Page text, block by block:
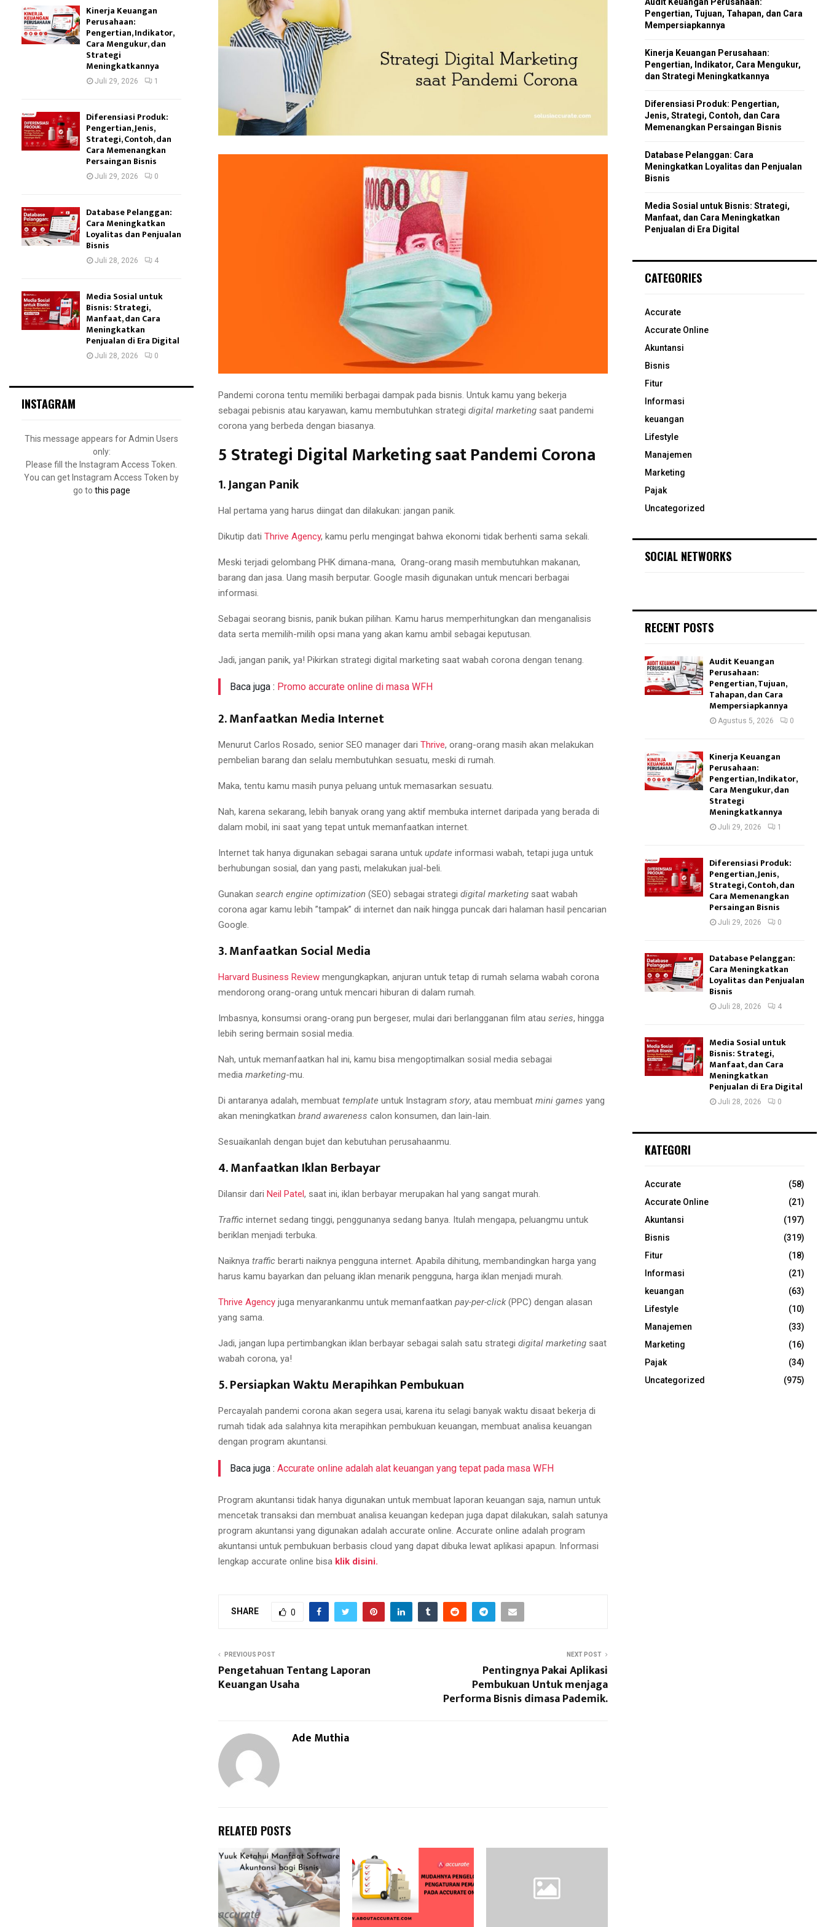
Pandemi corona tentu memiliki berbagai dampak pada bisnis. Untuk kamu yang bekerja
sebagai pebisnis atau karyawan, kamu membutuhkan strategi digital marketing saat pandemi
corona yang berbeda dengan biasanya.
5 Strategi Digital Marketing saat Pandemi Corona
1.Jangan Panik
Hal pertama yang harus diingat dan dilakukan: jangan panik.
Dikutip dati Thrive Agency, kamu perlu mengingat bahwa ekonomi tidak berhenti sama sekali.
Meski terjadi gelombang PHK dimana-mana, Orang-orang masih membutuhkan makanan,
barang dan jasa. Uang masih berputar. Google masih digunakan untuk mencari berbagai
informasi.
Sebagai seorang bisnis, panik bukan pilihan. Kamu harus memperhitungkan dan menganalisis
data serta memilih-milih opsi mana yang akan kamu ambil sebagai keputusan.
Jadi, jangan panik, ya! Pikirkan strategi digital marketing saat wabah corona dengan tenang.
Baca juga : Promo accurate online di masa WFH
2. Manfaatkan Media Internet
Menurut Carlos Rosado, senior SEO manager dari Thrive, orang-orang masih akan melakukan
pembelian barang dan selalu membutuhkan sesuatu, meski di rumah.
Maka, tentu kamu masih punya peluang untuk memasarkan sesuatu.
Nah, karena sekarang, lebih banyak orang yang aktif membuka internet daripada yang berada di
dalam mobil, ini saat yang tepat untuk memanfaatkan internet.
Internet tak hanya digunakan sebagai sarana untuk update informasi wabah, tetapi juga untuk
berhubungan sosial, dan yang pasti, melakukan jual-beli.
Gunakan search engine optimization (SEO) sebagai strategi digital marketing saat wabah
corona agar kamu lebih ”tampak” di internet dan naik hingga puncak dari halaman hasil pencarian
Google.
3. Manfaatkan Social Media
Harvard Business Review mengungkapkan, anjuran untuk tetap di rumah selama wabah corona
mendorong orang-orang untuk mencari hiburan di dalam rumah.
Imbasnya, konsumsi orang-orang pun bergeser, mulai dari berlangganan film atau series, hingga
lebih sering bermain sosial media.
Nah, untuk memanfaatkan hal ini, kamu bisa mengoptimalkan sosial media sebagai
media marketing-mu.
Di antaranya adalah, membuat template untuk Instagram story, atau membuat mini games yang
akan meningkatkan brand awareness calon konsumen, dan lain-lain.
Sesuaikanlah dengan bujet dan kebutuhan perusahaanmu.
4. Manfaatkan Iklan Berbayar
Dilansir dari Neil Patel, saat ini, iklan berbayar merupakan hal yang sangat murah.
Traffic internet sedang tinggi, penggunanya sedang banya. Itulah mengapa, peluangmu untuk
beriklan menjadi terbuka.
Naiknya traffic berarti naiknya pengguna internet. Apabila dihitung, membandingkan harga yang
harus kamu bayarkan dan peluang iklan menarik pengguna, harga iklan menjadi murah.
Thrive Agency juga menyarankanmu untuk memanfaatkan pay-per-click(PPC) dengan alasan
yang sama.
Jadi, jangan lupa pertimbangkan iklan berbayar sebagai salah satu strategi digital marketing saat
wabah corona, ya!
5. Persiapkan Waktu Merapihkan Pembukuan
Percayalah pandemi corona akan segera usai, karena itu selagi banyak waktu disaat bekerja di
rumah tidak ada salahnya kita merapihkan pembukuan keuangan, membuat analisa keuangan
dengan program akuntansi.
Baca juga : Accurate online adalah alat keuangan yang tepat pada masa WFH
Program akuntansi tidak hanya digunakan untuk membuat laporan keuangan saja, namun untuk
mencetak transaksi dan membuat analisa keuangan kedepan juga dapat dilakukan, salah satunya
program akuntansi yang digunakan adalah accurate online. Accurate online adalah program
akuntansi untuk pembukuan berbasis cloud yang dapat dibuka lewat aplikasi apapun. Informasi
lengkap accurate online bisa klik disini.
SHARE 0
PREVIOUS POST
Pengetahuan Tentang Laporan
Keuangan Usaha
NEXT POST
Pentingnya Pakai Aplikasi
Pembukuan Untuk menjaga
Performa Bisnis dimasa Pademik.
Ade Muthia
RELATED POSTS
Kinerja Keuangan
Perusahaan:
Pengertian, Indikator,
Cara Mengukur, dan
Strategi
Meningkatkannya
Juli 29, 2026 1
Diferensiasi Produk:
Pengertian, Jenis,
Strategi, Contoh, dan
Cara Memenangkan
Persaingan Bisnis
Juli 29, 2026 0
Database Pelanggan:
Cara Meningkatkan
Loyalitas dan Penjualan
Bisnis
Juli 28, 2026 4
Media Sosial untuk
Bisnis: Strategi,
Manfaat, dan Cara
Meningkatkan
Penjualan di Era Digital
Juli 28, 2026 0
INSTAGRAM
This message appears for Admin Users
only:
Please fill the Instagram Access Token.
You can get Instagram Access Token by
go to this page
r
:
R
Pengertian, Tujuan, Tahapan, dan Cara
Mempersiapkannya
Kinerja Keuangan Perusahaan:
Pengertian, Indikator, Cara Mengukur,
dan Strategi Meningkatkannya
Diferensiasi Produk: Pengertian,
Jenis, Strategi, Contoh, dan Cara
Memenangkan Persaingan Bisnis
Database Pelanggan: Cara
Meningkatkan Loyalitas dan Penjualan
Bisnis
Media Sosial untuk Bisnis: Strategi,
Manfaat, dan Cara Meningkatkan
Penjualan di Era Digital
CATEGORIES
Accurate
Accurate Online
Akuntansi
Bisnis
Fitur
Informasi
keuangan
Lifestyle
Manajemen
Marketing
Pajak
Uncategorized
SOCIAL NETWORKS
RECENT POSTS
Audit Keuangan
Perusahaan:
Pengertian, Tujuan,
Tahapan, dan Cara
Mempersiapkannya
Agustus 5, 2026 0
Kinerja Keuangan
Perusahaan:
Pengertian, Indikator,
Cara Mengukur, dan
Strategi
Meningkatkannya
Juli 29, 2026 1
Diferensiasi Produk:
Pengertian, Jenis,
Strategi, Contoh, dan
Cara Memenangkan
Persaingan Bisnis
Juli 29, 2026 0
Database Pelanggan:
Cara Meningkatkan
Loyalitas dan Penjualan
Bisnis
Juli 28, 2026 4
Media Sosial untuk
Bisnis: Strategi,
Manfaat, dan Cara
Meningkatkan
Penjualan di Era Digital
Juli 28, 2026 0
KATEGORI
Accurate
(58)
Accurate Online
(21)
Akuntansi
(197)
Bisnis
(319)
Fitur
(18)
Informasi
(21)
keuangan
(63)
Lifestyle
(10)
Manajemen
(33)
Marketing
(16)
Pajak
(34)
Uncategorized
(975)